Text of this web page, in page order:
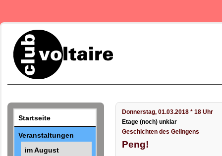
Startseite
Veranstaltungen
im August
Donnerstag, 01.03.2018 * 18 Uhr
Etage (noch) unklar
Geschichten des Gelingens
Peng!